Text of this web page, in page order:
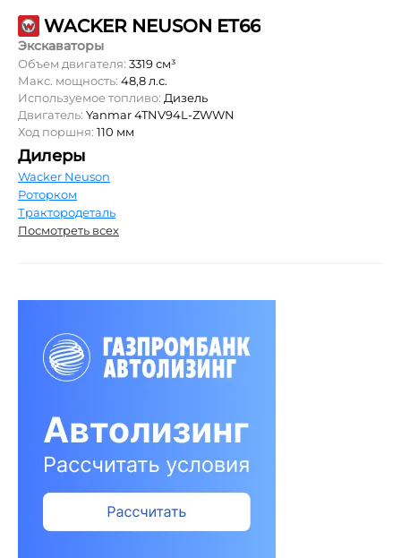
WACKER NEUSON ET66
Экскаваторы
Объем двигателя: 3319 см³
Макс. мощность: 48,8 л.с.
Используемое топливо: Дизель
Двигатель: Yanmar 4TNV94L-ZWWN
Ход поршня: 110 мм
Дилеры
Wacker Neuson
Роторком
Трактородеталь
Посмотреть всех